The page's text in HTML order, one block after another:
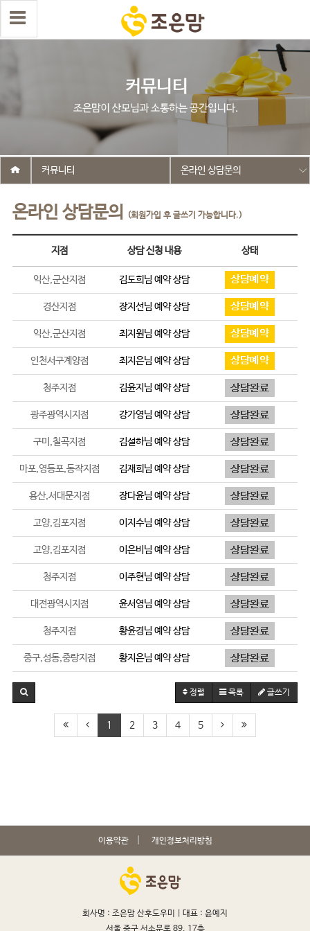
온라인 상담문의 (회원가입 후 글쓰기 가능합니다.)
커뮤니티 온라인 상담문의
지점 상담 신청 내용 상태
익산,군산지점 김도희님 예약 상담
경산지점 장지선님 예약 상담
익산,군산지점 최지원님 예약 상담
인천서구계양점 최지은님 예약 상담
청주지점 김윤지 님 예약 상담
광주광역시지점 강가영님 예약 상담
구미,칠곡지점 김설하님 예약 상담
마포,영등포,동작지점 김재희님 예약 상담
용산,서대문지점 장다윤님 예약 상담
고양,김포지점 이지수님 예약 상담
고양,김포지점 이은비 님 예약 상담
청주지점 이주현님 예약 상담
대전광역시지점 윤서영님 예약 상담
청주지점 황윤경님 예약 상담
중구,성동,중랑지점 황지은님 예약 상담
정렬 목록 글쓰기
1 2 3 4 5
이용약관 개인정보처리방침
회사명 : 조은맘 산후도우미 | 대표 : 윤예지
서울 중구 서소문로 89, 17층